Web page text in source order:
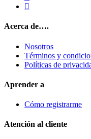
Acerca de….
Nosotros
Términos y
Políticas de
Aprender a
Cómo registrarme
Atención al cliente